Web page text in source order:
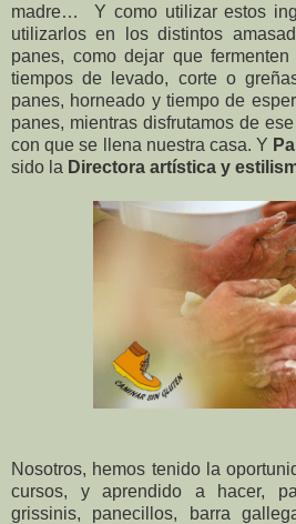
madre… Y como utilizar estos
utilizarlos en los distintos
panes, como dejar que
tiempos de levado, corte o
panes, horneado y tiempo de
panes, mientras disfrutamos de
con que se llena nuestra casa. Y
sido la Directora artística y
Nosotros, hemos tenido la
cursos, y aprendido a hacer,
grissinis, panecillos, barra